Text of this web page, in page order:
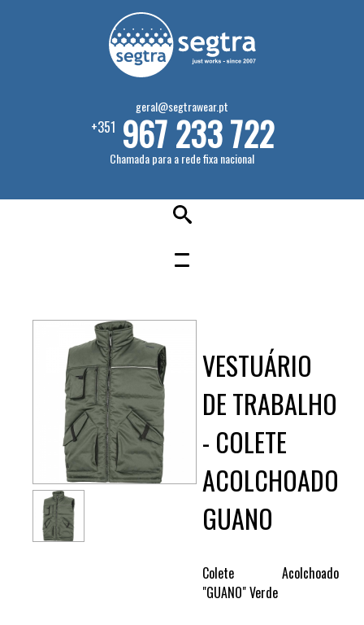
geral@segtrawear.pt
+351 967 233 722
Chamada para a rede fixa nacional
VESTUÁRIO
DE TRABALHO
- COLETE
ACOLCHOADO
GUANO
Colete Acolchoado
"GUANO" Verde